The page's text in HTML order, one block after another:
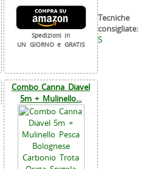
Spedizioni in
UN GIORNO e GRATIS
Combo Canna Diavel
5m + Mulinello...
Tecniche
consigliate:
S